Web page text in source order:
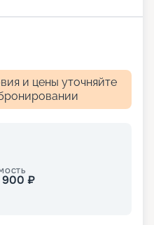
можно не выходя из
и цены уточняйте
900 ₽